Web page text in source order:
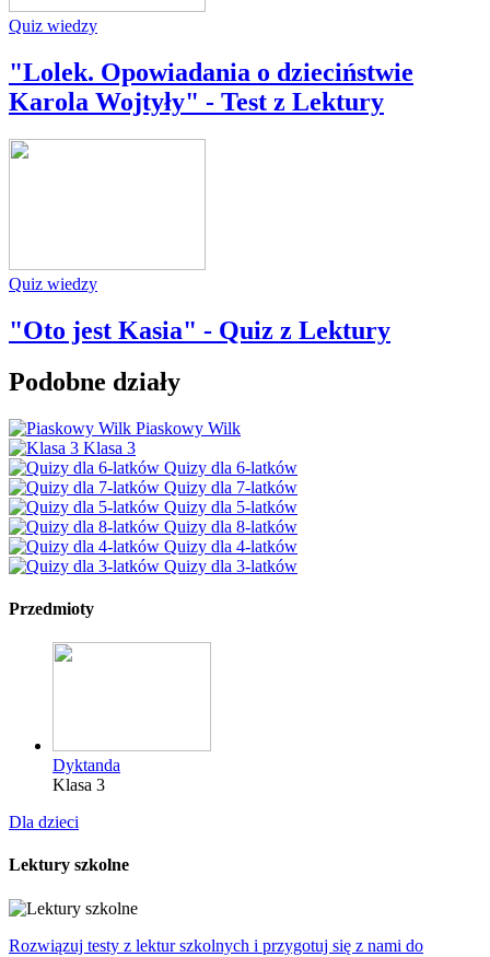
Quiz wiedzy
"Lolek. Opowiadania o dzieciństwie
Karola Wojtyły" - Test z Lektury
Quiz wiedzy
"Oto jest Kasia" - Quiz z Lektury
Podobne działy
Piaskowy Wilk
Klasa 3
Quizy dla 6-latków
Quizy dla 7-latków
Quizy dla 5-latków
Quizy dla 8-latków
Quizy dla 4-latków
Quizy dla 3-latków
Przedmioty
Dyktanda
Klasa 3
Dla dzieci
Lektury szkolne
Rozwiązuj testy z lektur szkolnych i przygotuj się z nami do